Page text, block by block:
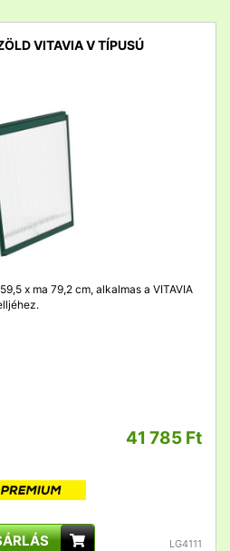
VITAVIA V TÍPUSÚ
x ma 79,2 cm, alkalmas a VITAVIA
41 785 Ft
LG4111